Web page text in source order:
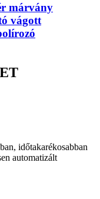
márvány
vágott
időtakarékosabban
automatizált